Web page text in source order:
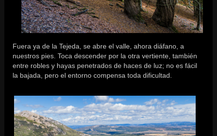
Fuera ya de la Tejeda, se abre el valle, ahora diáfano, a
nuestros pies. Toca descender por la otra vertiente, también
entre robles y hayas penetrados de haces de luz; no es fácil
la bajada, pero el entorno compensa toda dificultad.